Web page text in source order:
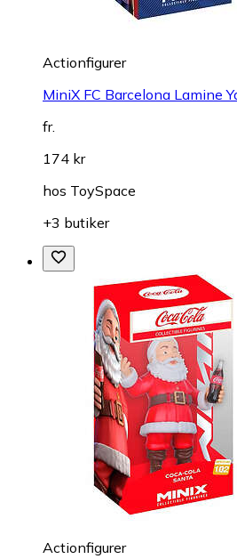
Actionfigurer
MiniX FC Barcelona Lamine
fr.
174 kr
hos ToySpace
+3 butiker
Actionfigurer